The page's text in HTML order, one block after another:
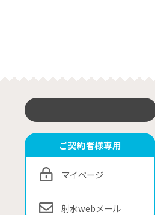
ご契約者様専用
マイページ
射水webメール